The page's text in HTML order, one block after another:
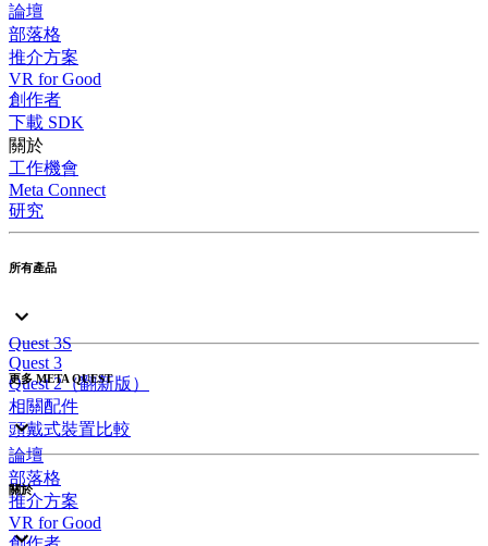
論壇
部落格
推介方案
VR for Good
創作者
下載 SDK
關於
工作機會
Meta Connect
研究
所有產品
Quest 3S
Quest 3
Quest 2（翻新版）
相關配件
頭戴式裝置比較
更多 META QUEST
論壇
部落格
推介方案
VR for Good
關於